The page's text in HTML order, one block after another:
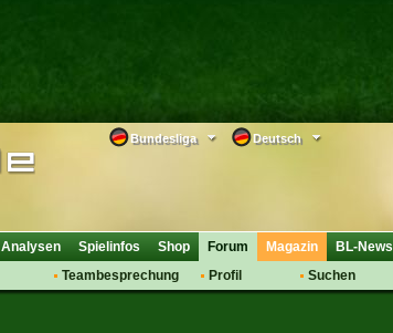
Deutsch
Bundesliga
Analysen Spielinfos Shop
Forum
Teambesprechung
Profil
Suchen
Magazin BL-News